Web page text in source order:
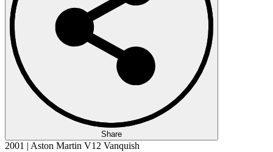
Share
2001 | Aston Martin V12 Vanquish